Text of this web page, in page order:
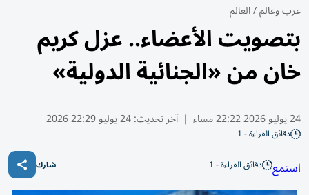
عرب وعالم/العالم
بتصويت الأعضاء.. عزل كريم
خان من «الجنائية الدولية»
24 يوليو 2026 22:22 مساء | آخر تحديث:24 يوليو 22:29 2026
دقائق القراءة - 1
استمع دقائق القراءة - 1 شارك